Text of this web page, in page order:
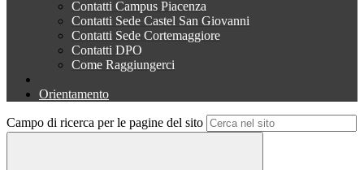
Contatti Campus Piacenza
Contatti Sede Castel San Giovanni
Contatti Sede Cortemaggiore
Contatti DPO
Come Raggiungerci
Orientamento
Campo di ricerca per le pagine del sito